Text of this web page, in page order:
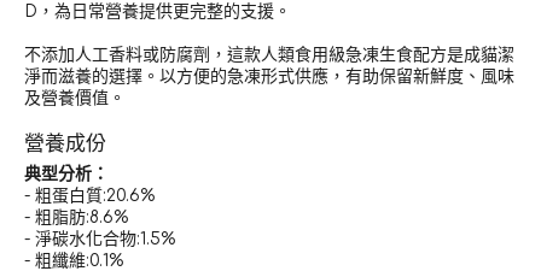
D，為日常營養提供更完整的支援。
不添加人工香料或防腐劑，這款人類食用級急凍生食配方是成貓潔
淨而滋養的選擇。以方便的急凍形式供應，有助保留新鮮度、風味
及營養價值。
營養成份
典型分析：
- 粗蛋白質:20.6%
- 粗脂肪:8.6%
- 淨碳水化合物:1.5%
- 粗纖維:0.1%